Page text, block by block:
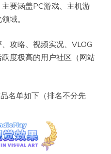
要涵盖PC游戏、主机游
域。
攻略、视频实况、VLOG
度极高的用户社区（网站
名单如下（排名不分先